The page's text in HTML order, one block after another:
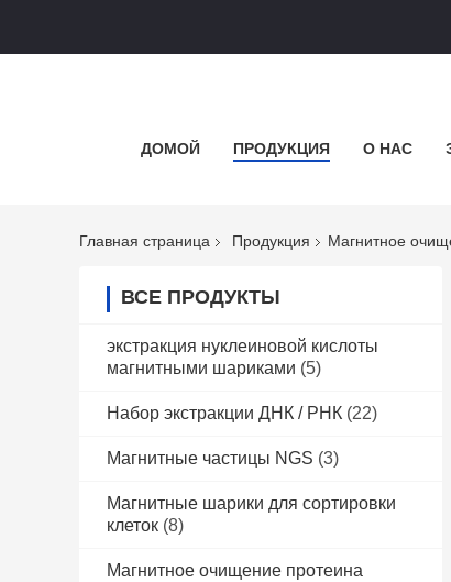
ДОМОЙ ПРОДУКЦИЯ О НАС
Главная страница Продукция Магнитное
ВСЕ ПРОДУКТЫ
экстракция нуклеиновой кислоты
магнитными шариками (5)
Набор экстракции ДНК / РНК (22)
Магнитные частицы NGS (3)
Магнитные шарики для сортировки
клеток (8)
Магнитное очищение протеина